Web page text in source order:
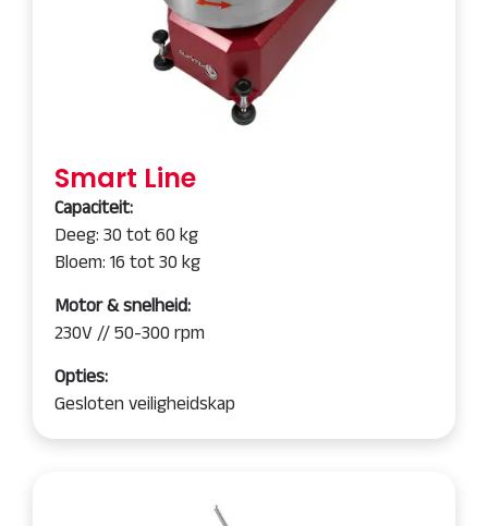
Smart Line
Capaciteit:
Deeg: 30 tot 60 kg
Bloem: 16 tot 30 kg
Motor & snelheid:
230V // 50-300 rpm
Opties:
Gesloten veiligheidskap